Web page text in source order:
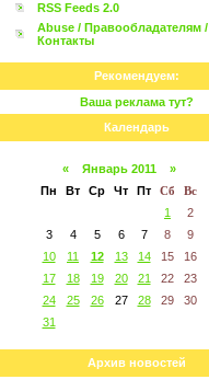
RSS Feeds 2.0
Abuse / Правообладателям /
Контакты
Рекомендуем:
Ваша реклама тут?
Календарь
« Январь 2011
»
Пн
Вт Ср Чт Пт Сб
Вс
1
2
3
4 5 6 7 8
9
10
11 12 13 14 15
16
17
18 19 20 21 22
23
24
25 26 27 28 29
30
31
Архив новостей